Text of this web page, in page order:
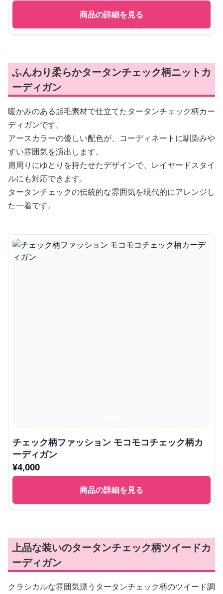
商品の詳細を見る
ふんわり柔らかタータンチェック柄ニットカ
ーディガン
暖かみのある起毛素材で仕立てたタータンチェック柄カー
ディガンです。
アースカラーの優しい配色が、コーディネートに馴染みや
すい雰囲気を演出します。
肩周りにゆとりを持たせたデザインで、レイヤードスタイ
ルにも対応できます。
タータンチェックの伝統的な雰囲気を現代的にアレンジし
た一着です。
チェック柄ファッション モコモコチェック柄カ
ーディガン
¥4,000
商品の詳細を見る
上品な装いのタータンチェック柄ツイードカ
ーディガン
クラシカルな雰囲気漂うタータンチェック柄のツイード調